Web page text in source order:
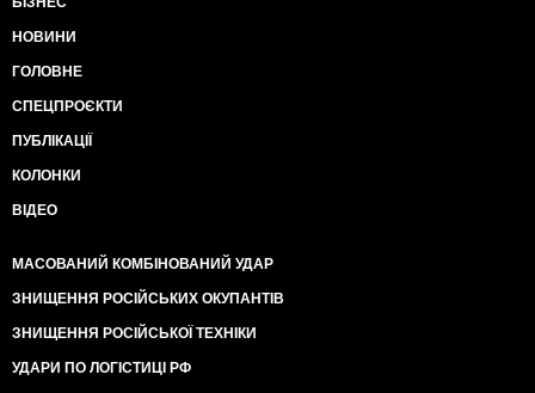
НОВИНИ
ГОЛОВНЕ
СПЕЦПРОЄКТИ
ПУБЛІКАЦІЇ
КОЛОНКИ
ВІДЕО
МАСОВАНИЙ КОМБІНОВАНИЙ УДАР
ЗНИЩЕННЯ РОСІЙСЬКИХ ОКУПАНТІВ
ЗНИЩЕННЯ РОСІЙСЬКОЇ ТЕХНІКИ
УДАРИ ПО ЛОГІСТИЦІ РФ